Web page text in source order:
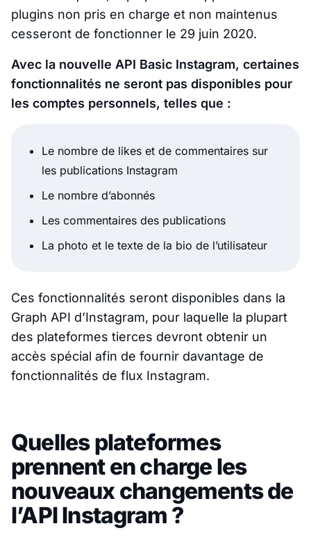
plugins non pris en charge et non maintenus
cesseront de fonctionner le 29 juin 2020.
Avec la nouvelle API Basic Instagram, certaines
fonctionnalités ne seront pas disponibles pour
les comptes personnels, telles que :
Le nombre de likes et de commentaires sur
les publications Instagram
Le nombre d’abonnés
Les commentaires des publications
La photo et le texte de la bio de l’utilisateur
Ces fonctionnalités seront disponibles dans la
Graph API d’Instagram, pour laquelle la plupart
des plateformes tierces devront obtenir un
accès spécial afin de fournir davantage de
fonctionnalités de flux Instagram.
Quelles plateformes
prennent en charge les
nouveaux changements de
l’API Instagram ?